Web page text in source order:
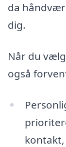
da
dig.
Når du
også